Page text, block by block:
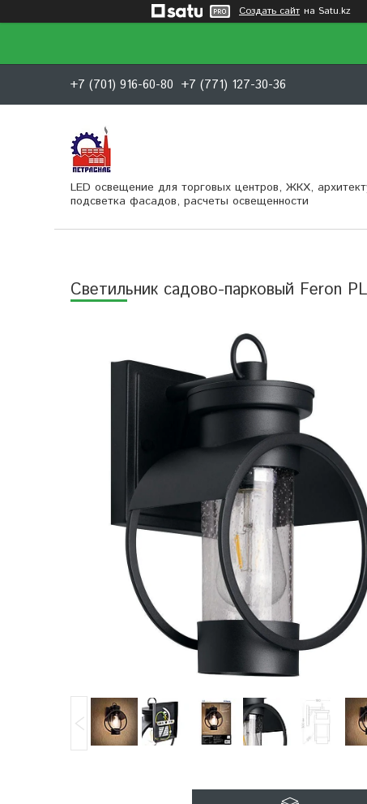
Создать сайт на Satu.kz
+7 (701) 916-60-80 +7 (771) 127-30-36
LED освещение для торговых центров, ЖКХ,
подсветка фасадов, расчеты освещенности
Светильник садово-парковый Feron